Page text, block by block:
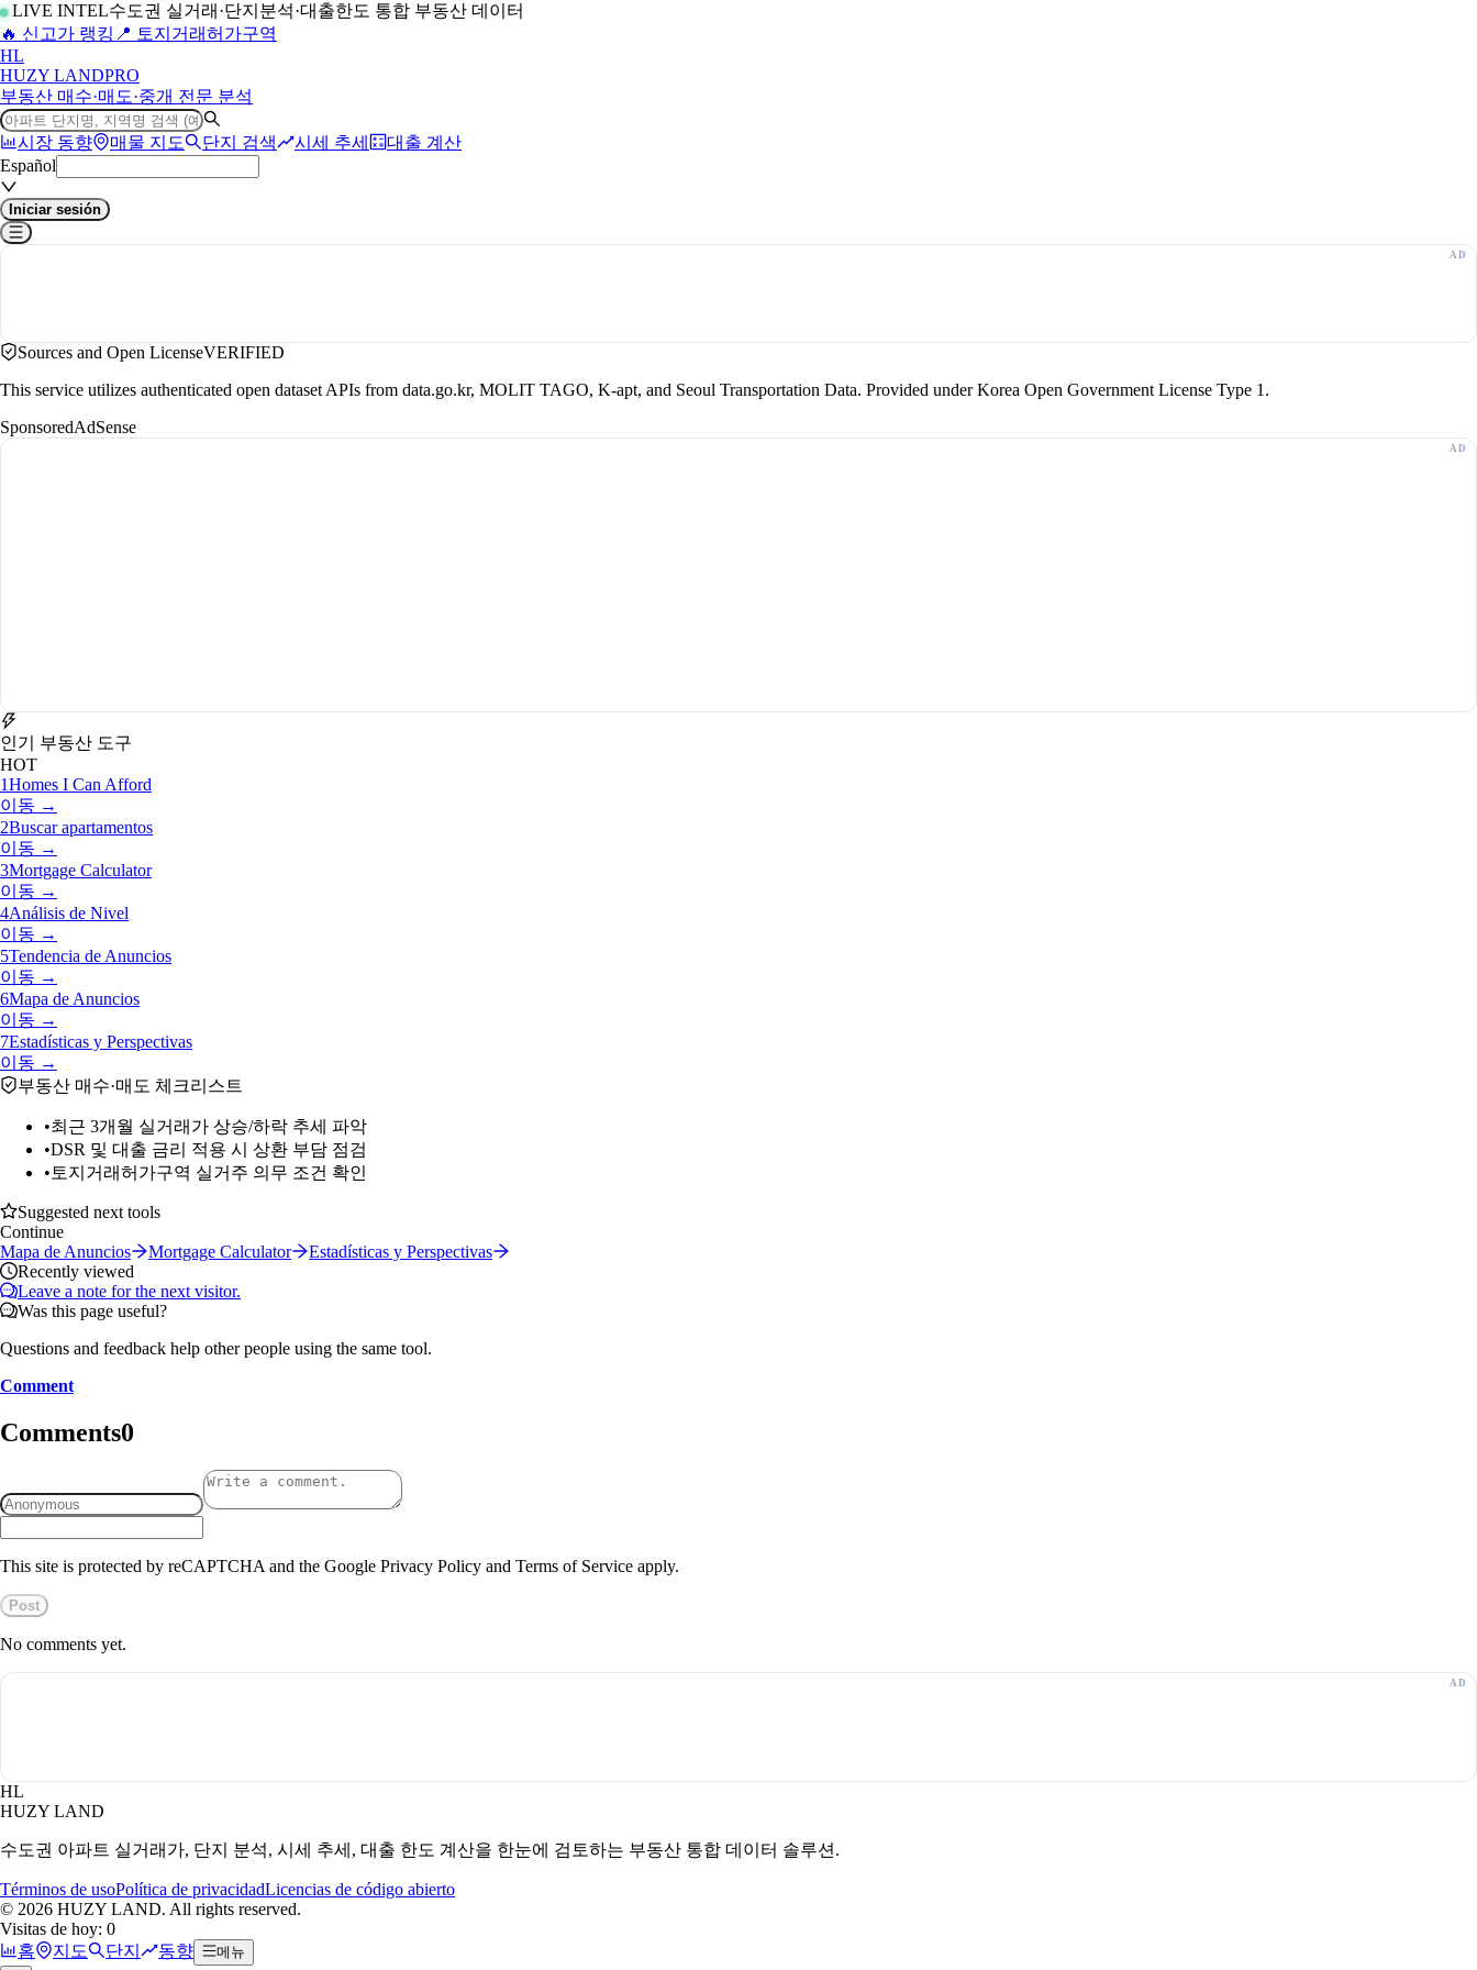
LIVE INTEL수도권 실거래·단지분석·대출한도 통합 부동산 데이터
🔥 신고가 랭킹 📍 토지거래허가구역
HL
HUZY LANDPRO
부동산 매수·매도·중개 전문 분석
시장 동향 매물 지도 단지 검색 시세 추세
대출 계산
Español
Iniciar sesión
Sources and Open LicenseVERIFIED
This service utilizes authenticated open dataset APIs from data.go.kr, MOLIT TAGO, K-apt, and Seoul Transportation Data. Provided under Korea Open Government License Type 1.
SponsoredAdSense
인기 부동산 도구
HOT
1Homes I Can Afford
이동 →
2Buscar apartamentos
이동 →
3Mortgage Calculator
이동 →
4Análisis de Nivel
이동 →
5Tendencia de Anuncios
이동 →
6Mapa de Anuncios
이동 →
7Estadísticas y Perspectivas
이동 →
부동산 매수·매도 체크리스트
•최근 3개월 실거래가 상승/하락 추세 파악
•DSR 및 대출 금리 적용 시 상환 부담 점검
• 토지거래허가구역 실거주 의무 조건 확인
Suggested next tools
Continue
Mapa de Anuncios
Mortgage Calculator
Estadísticas y Perspectivas
Recently viewed
Leave a note for the next visitor.
Was this page useful?
Questions and feedback help other people using the same tool.
Comment
Comments0
This site is protected by reCAPTCHA and the Google Privacy Policy and Terms of Service apply.
Post
No comments yet.
HL
HUZY LAND
수도권 아파트 실거래가, 단지 분석, 시세 추세, 대출 한도 계산을 한눈에 검토하는 부동산 통합 데이터 솔루션.
Términos de usoPolítica de privacidadLicencias de código abierto
© 2026 HUZY LAND. All rights reserved.
Visitas de hoy: 0
홈
지도 단지 동향 메뉴